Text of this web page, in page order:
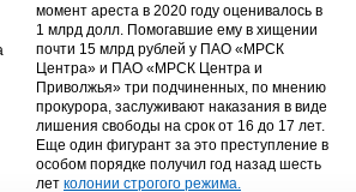
момент ареста в 2020 году оценивалось в
1 млрд долл. Помогавшие ему в хищении
почти 15 млрд рублей у ПАО «МРСК
Центра» и ПАО «МРСК Центра и
Приволжья» три подчиненных, по мнению
прокурора, заслуживают наказания в виде
лишения свободы на срок от 16 до 17 лет.
Еще один фигурант за это преступление в
особом порядке получил год назад шесть
лет колонии строгого режима.